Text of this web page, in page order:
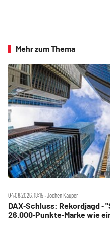
Mehr zum Thema
04.08.2026, 18:15 ‧ Jochen Kauper
DAX‑Schluss: Rekordjagd
26.000‑Punkte‑Marke wie